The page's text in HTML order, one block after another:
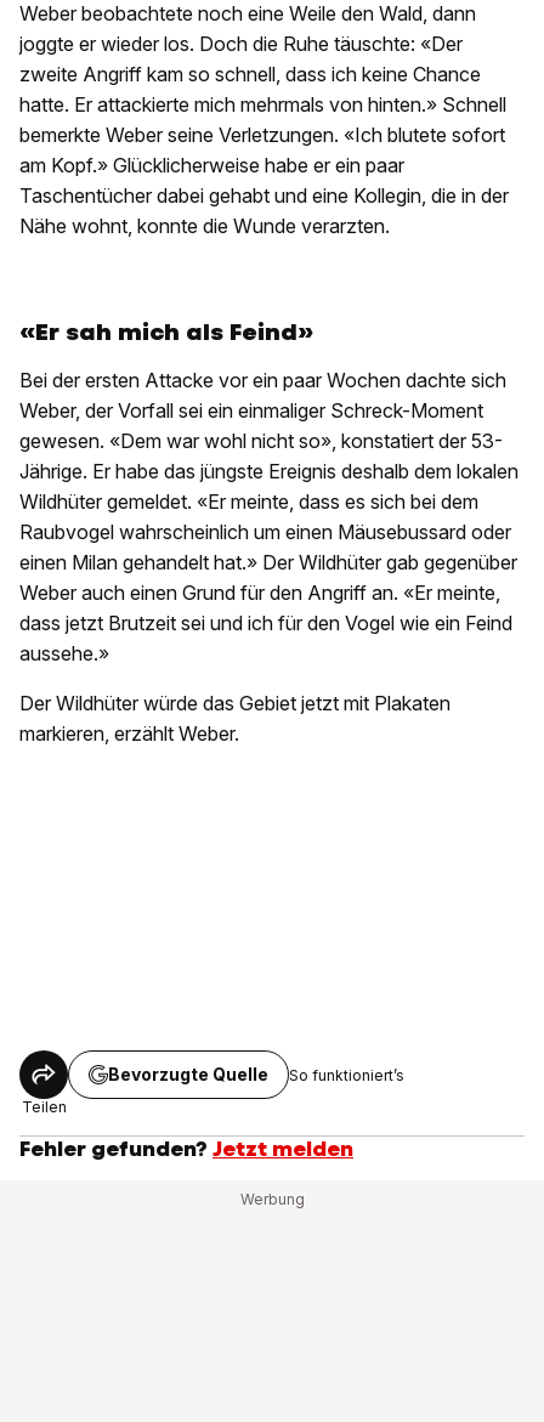
Weber beobachtete noch eine Weile den Wald, dann
joggte er wieder los. Doch die Ruhe täuschte: «Der
zweite Angriff kam so schnell, dass ich keine Chance
hatte. Er attackierte mich mehrmals von hinten.» Schnell
bemerkte Weber seine Verletzungen. «Ich blutete sofort
am Kopf.» Glücklicherweise habe er ein paar
Taschentücher dabei gehabt und eine Kollegin, die in der
Nähe wohnt, konnte die Wunde verarzten.
«Er sah mich als Feind»
Bei der ersten Attacke vor ein paar Wochen dachte sich
Weber, der Vorfall sei ein einmaliger Schreck-Moment
gewesen. «Dem war wohl nicht so», konstatiert der 53-
Jährige. Er habe das jüngste Ereignis deshalb dem lokalen
Wildhüter gemeldet. «Er meinte, dass es sich bei dem
Raubvogel wahrscheinlich um einen Mäusebussard oder
einen Milan gehandelt hat.» Der Wildhüter gab gegenüber
Weber auch einen Grund für den Angriff an. «Er meinte,
dass jetzt Brutzeit sei und ich für den Vogel wie ein Feind
aussehe.»
Der Wildhüter würde das Gebiet jetzt mit Plakaten
markieren, erzählt Weber.
Teilen
Bevorzugte Quelle So funktioniert’s
Fehler gefunden? Jetzt melden